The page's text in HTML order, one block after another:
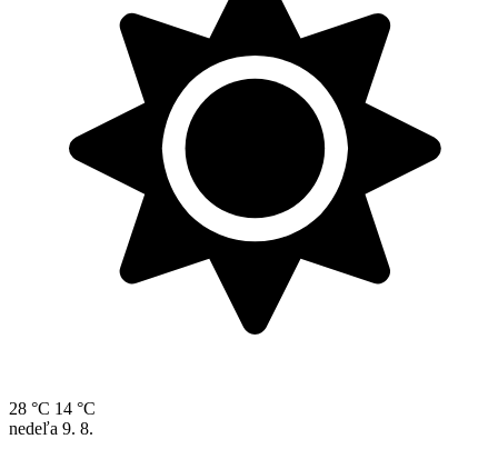
28 °C 14 °C
nedeľa 9. 8.